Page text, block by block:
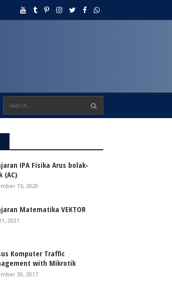
IPA Fisika Arus bolak-
(AC)
15, 2020
Matematika VEKTOR
2021
Komputer Traffic
with Mikrotik
30, 2017